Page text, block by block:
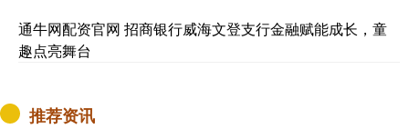
通牛网配资官网 招商银行威海文登支行金融赋能成长，童
趣点亮舞台
推荐资讯